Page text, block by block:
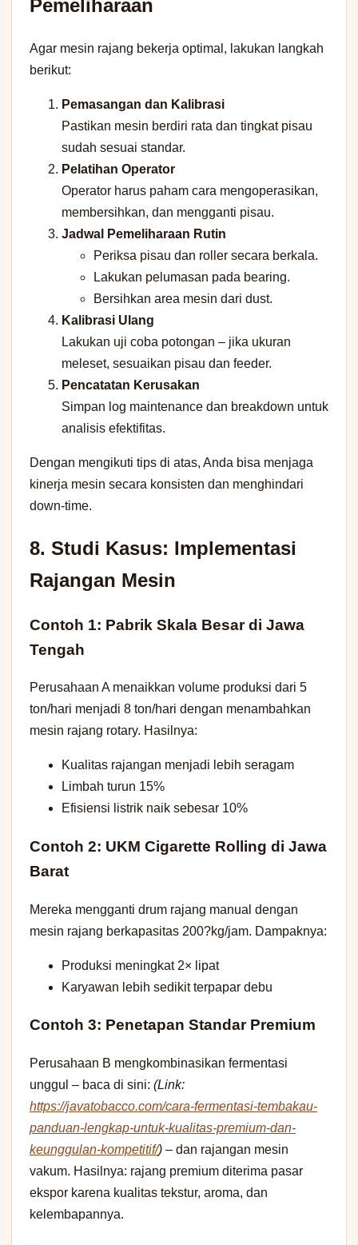
Pemeliharaan
Agar mesin rajang bekerja optimal, lakukan langkah
berikut:
Pemasangan dan Kalibrasi
Pastikan mesin berdiri rata dan tingkat pisau
sudah sesuai standar.
Pelatihan Operator
Operator harus paham cara mengoperasikan,
membersihkan, dan mengganti pisau.
Jadwal Pemeliharaan Rutin
Periksa pisau dan roller secara berkala.
Lakukan pelumasan pada bearing.
Bersihkan area mesin dari dust.
Kalibrasi Ulang
Lakukan uji coba potongan – jika ukuran
meleset, sesuaikan pisau dan feeder.
Pencatatan Kerusakan
Simpan log maintenance dan breakdown untuk
analisis efektifitas.
Dengan mengikuti tips di atas, Anda bisa menjaga
kinerja mesin secara konsisten dan menghindari
down-time.
8. Studi Kasus: Implementasi
Rajangan Mesin
Contoh 1: Pabrik Skala Besar di Jawa
Tengah
Perusahaan A menaikkan volume produksi dari 5
ton/hari menjadi 8 ton/hari dengan menambahkan
mesin rajang rotary. Hasilnya:
Kualitas rajangan menjadi lebih seragam
Limbah turun 15%
Efisiensi listrik naik sebesar 10%
Contoh 2: UKM Cigarette Rolling di Jawa
Barat
Mereka mengganti drum rajang manual dengan
mesin rajang berkapasitas 200?kg/jam. Dampaknya:
Produksi meningkat 2× lipat
Karyawan lebih sedikit terpapar debu
Contoh 3: Penetapan Standar Premium
Perusahaan B mengkombinasikan fermentasi
unggul – baca di sini: (Link:
https://javatobacco.com/cara-fermentasi-tembakau-
panduan-lengkap-untuk-kualitas-premium-dan-
keunggulan-kompetitif/) – dan rajangan mesin
vakum. Hasilnya: rajang premium diterima pasar
ekspor karena kualitas tekstur, aroma, dan
kelembapannya.